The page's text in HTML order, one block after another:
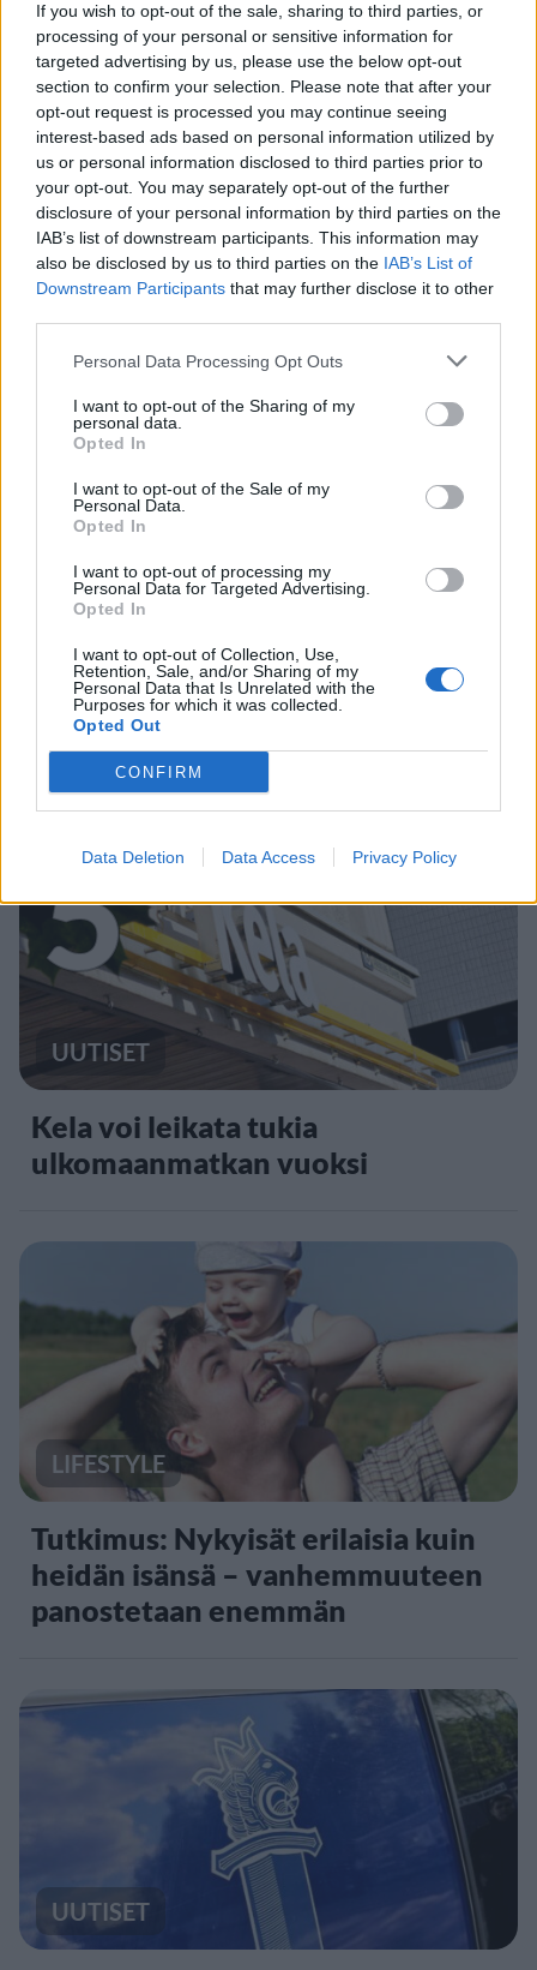
If you wish to opt-out of the sale, sharing to third parties, or
processing of your personal or sensitive information for
targeted advertising by us, please use the below opt-out
section to confirm your selection. Please note that after your
opt-out request is processed you may continue seeing
interest-based ads based on personal information utilized by
us or personal information disclosed to third parties prior to
your opt-out. You may separately opt-out of the further
disclosure of your personal information by third parties on the
IAB’s list of downstream participants. This information may
also be disclosed by us to third parties on the IAB’s List of
Downstream Participants that may further disclose it to other
Personal Data Processing Opt Outs
I want to opt-out of the Sharing of my
personal data.
Opted In
I want to opt-out of the Sale of my
Personal Data.
Opted In
I want to opt-out of processing my
Personal Data for Targeted Advertising.
Opted In
I want to opt-out of Collection, Use,
Retention, Sale, and/or Sharing of my
Personal Data that Is Unrelated with the
Purposes for which it was collected.
Opted Out
CONFIRM
Data Deletion Data Access Privacy Policy
3
MATKAILU
Finnairin lennoista osan lentää
matkustajille tärkeä rajoitus
4
UUTISET
Kela muuttaa terapiakäytäntöä
5
UUTISET
Kela voi leikata tukia
ulkomaanmatkan vuoksi
LIFESTYLE
Tutkimus: Nykyisät erilaisia kuin
heidän isänsä – vanhemmuuteen
panostetaan enemmän
UUTISET